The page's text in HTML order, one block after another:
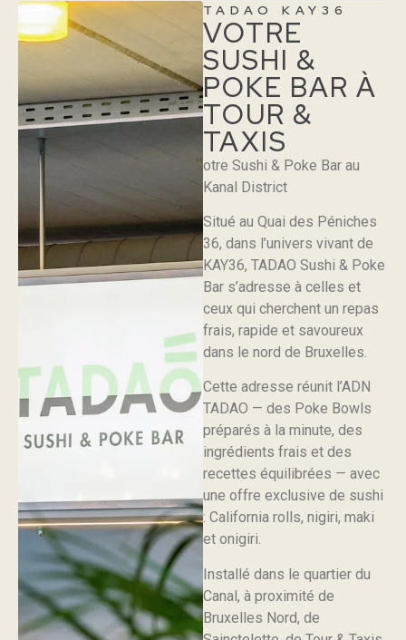
TADAO KAY36
VOTRE
SUSHI &
POKE BAR À
TOUR &
TAXIS
otre Sushi & Poke Bar au
Kanal District
Situé au Quai des Péniches
36, dans l’univers vivant de
KAY36, TADAO Sushi & Poke
Bar s’adresse à celles et
ceux qui cherchent un repas
frais, rapide et savoureux
dans le nord de Bruxelles.
Cette adresse réunit l’ADN
TADAO — des Poke Bowls
préparés à la minute, des
ingrédients frais et des
recettes équilibrées — avec
une offre exclusive de sushi
: California rolls, nigiri, maki
et onigiri.
Installé dans le quartier du
Canal, à proximité de
Bruxelles Nord, de